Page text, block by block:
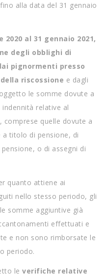
alla data del 31 gennaio
al 31 gennaio 2021,
degli obblighi di
pignormenti presso
riscossione e dagli
le somme dovute a
relative al
quelle dovute a
a titolo di pensione, di
o di assegni di
quanto attiene ai
nello stesso periodo, gli
somme aggiuntive già
effettuati e
e non sono rimborsate le
periodo.
le verifiche relative